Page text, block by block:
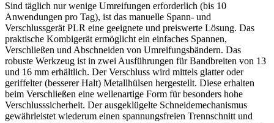
Sind täglich nur wenige Umreifungen erforderlich (bis 10
Anwendungen pro Tag), ist das manuelle Spann- und
Verschlussgerät PLR eine geeignete und preiswerte Lösung. Das
praktische Kombigerät ermöglicht ein einfaches Spannen,
Verschließen und Abschneiden von Umreifungsbändern. Das
robuste Werkzeug ist in zwei Ausführungen für Bandbreiten von 13
und 16 mm erhältlich. Der Verschluss wird mittels glatter oder
geriffelter (besserer Halt) Metallhülsen hergestellt. Diese erhalten
beim Verschließen eine wellenartige Form für besonders hohe
Verschlusssicherheit. Der ausgeklügelte Schneidemechanismus
gewährleistet wiederum einen spannungsfreien Trennschnitt und